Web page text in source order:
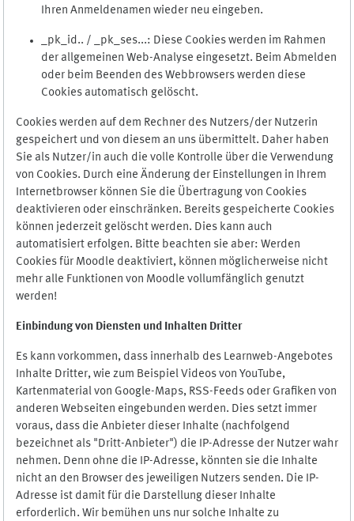
Ihren Anmeldenamen wieder neu eingeben.
_pk_id.. / _pk_ses...: Diese Cookies werden im Rahmen
der allgemeinen Web-Analyse eingesetzt. Beim Abmelden
oder beim Beenden des Webbrowsers werden diese
Cookies automatisch gelöscht.
Cookies werden auf dem Rechner des Nutzers/der Nutzerin
gespeichert und von diesem an uns übermittelt. Daher haben
Sie als Nutzer/in auch die volle Kontrolle über die Verwendung
von Cookies. Durch eine Änderung der Einstellungen in Ihrem
Internetbrowser können Sie die Übertragung von Cookies
deaktivieren oder einschränken. Bereits gespeicherte Cookies
können jederzeit gelöscht werden. Dies kann auch
automatisiert erfolgen. Bitte beachten sie aber: Werden
Cookies für Moodle deaktiviert, können möglicherweise nicht
mehr alle Funktionen von Moodle vollumfänglich genutzt
werden!
Einbindung von Diensten und Inhalten Dritter
Es kann vorkommen, dass innerhalb des Learnweb-Angebotes
Inhalte Dritter, wie zum Beispiel Videos von YouTube,
Kartenmaterial von Google-Maps, RSS-Feeds oder Grafiken von
anderen Webseiten eingebunden werden. Dies setzt immer
voraus, dass die Anbieter dieser Inhalte (nachfolgend
bezeichnet als "Dritt-Anbieter") die IP-Adresse der Nutzer wahr
nehmen. Denn ohne die IP-Adresse, könnten sie die Inhalte
nicht an den Browser des jeweiligen Nutzers senden. Die IP-
Adresse ist damit für die Darstellung dieser Inhalte
erforderlich. Wir bemühen uns nur solche Inhalte zu